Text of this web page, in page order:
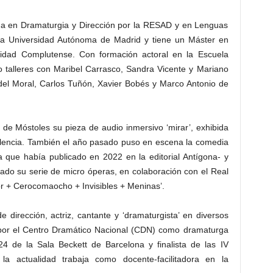
en Dramaturgia y Dirección por la RESAD y en Lenguas
Universidad Autónoma de Madrid y tiene un Máster en
Complutense. Con formación actoral en la Escuela
talleres con Maribel Carrasco, Sandra Vicente y Mariano
Moral, Carlos Tuñón, Xavier Bobés y Marco Antonio de
Móstoles su pieza de audio inmersivo ‘mirar’, exhibida
También el año pasado puso en escena la comedia
que había publicado en 2022 en la editorial Antígona- y
su serie de micro óperas, en colaboración con el Real
Cerocomaocho + Invisibles + Meninas’.
dirección, actriz, cantante y ‘dramaturgista’ en diversos
el Centro Dramático Nacional (CDN) como dramaturga
de la Sala Beckett de Barcelona y finalista de las IV
actualidad trabaja como docente-facilitadora en la